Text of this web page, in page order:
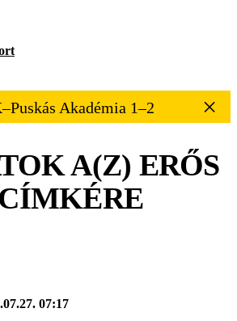
Akadémia 1–2
A(Z) ERŐS
07:17